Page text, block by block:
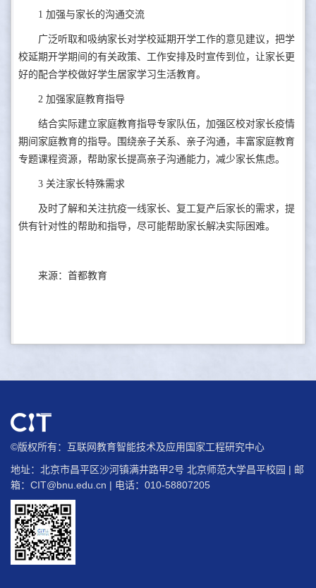
1 加强与家长的沟通交流
广泛听取和吸纳家长对学校延期开学工作的意见建议，把学
校延期开学期间的有关政策、工作安排及时宣传到位，让家长更
好的配合学校做好学生居家学习生活教育。
2 加强家庭教育指导
结合实际建立家庭教育指导专家队伍，加强区校对家长疫情
期间家庭教育的指导。围绕亲子关系、亲子沟通，丰富家庭教育
专题课程资源，帮助家长提高亲子沟通能力，减少家长焦虑。
3 关注家长特殊需求
及时了解和关注抗疫一线家长、复工复产后家长的需求，提
供有针对性的帮助和指导，尽可能帮助家长解决实际困难。
来源：首都教育
©版权所有：互联网教育智能技术及应用国家工程研究中心
地址：北京市昌平区沙河镇满井路甲2号 北京师范大学昌平校园 | 邮
箱： CIT@bnu.edu.cn | 电话：010-58807205